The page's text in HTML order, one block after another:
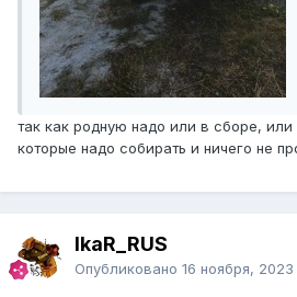
так как родную надо или в сборе, или
которые надо собирать и ничего не
IkaR_RUS
Опубликовано 16 ноября, 2023